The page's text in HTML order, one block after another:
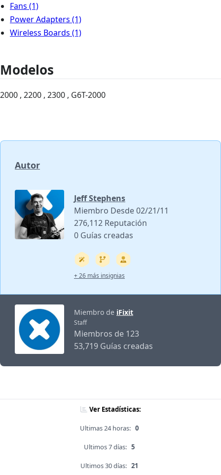
Fans (1)
Power Adapters (1)
Wireless Boards (1)
Modelos
2000 , 2200 , 2300 , G6T-2000
Autor
Jeff Stephens
Miembro Desde 02/21/11
276,112 Reputación
0 Guías creadas
+ 26 más insignias
Miembro de iFixit
Staff
Miembros de 123
53,719 Guías creadas
Ver Estadísticas:
Ultimas 24 horas: 0
Ultimos 7 días: 5
Ultimos 30 días: 21